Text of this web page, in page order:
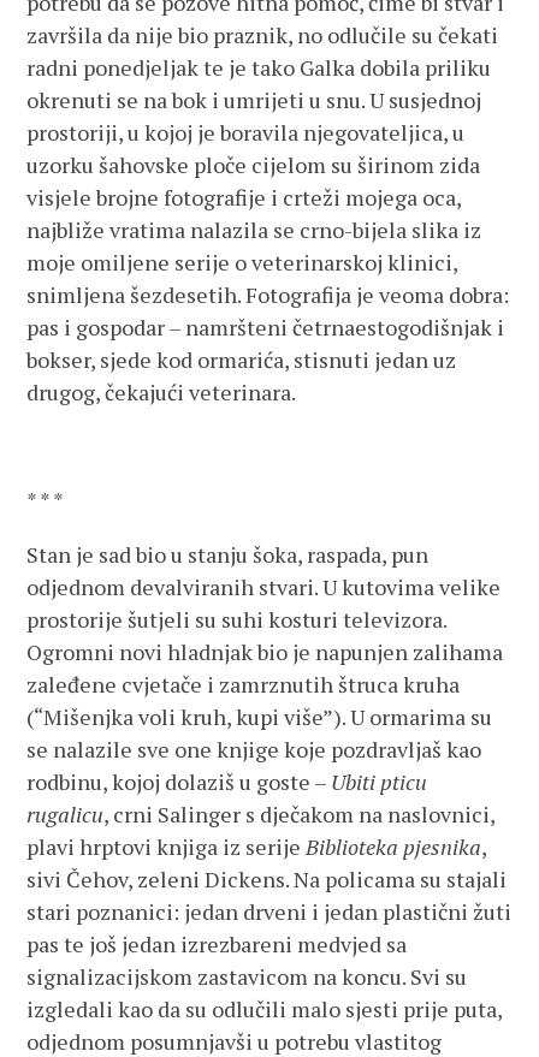
završila da nije bio praznik, no odlučile su čekati
radni ponedjeljak te je tako Galka dobila priliku
okrenuti se na bok i umrijeti u snu. U susjednoj
prostoriji, u kojoj je boravila njegovateljica, u
uzorku šahovske ploče cijelom su širinom zida
visjele brojne fotografije i crteži mojega oca,
najbliže vratima nalazila se crno-bijela slika iz
moje omiljene serije o veterinarskoj klinici,
snimljena šezdesetih. Fotografija je veoma dobra:
pas i gospodar – namršteni četrnaestogodišnjak i
bokser, sjede kod ormarića, stisnuti jedan uz
drugog, čekajući veterinara.
* * *
Stan je sad bio u stanju šoka, raspada, pun
odjednom devalviranih stvari. U kutovima velike
prostorije šutjeli su suhi kosturi televizora.
Ogromni novi hladnjak bio je napunjen zalihama
zaleđene cvjetače i zamrznutih štruca kruha
(“Mišenjka voli kruh, kupi više”). U ormarima su
se nalazile sve one knjige koje pozdravljaš kao
rodbinu, kojoj dolaziš u goste – Ubiti pticu
rugalicu, crni Salinger s dječakom na naslovnici,
plavi hrptovi knjiga iz serijeBiblioteka pjesnika,
sivi Čehov, zeleni Dickens. Na policama su stajali
stari poznanici: jedan drveni i jedan plastični žuti
pas te još jedan izrezbareni medvjed sa
signalizacijskom zastavicom na koncu. Svi su
izgledali kao da su odlučili malo sjesti prije puta,
odjednom posumnjavši u potrebu vlastitog